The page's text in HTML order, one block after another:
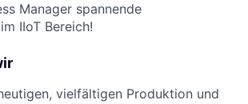
Manager spannende
IIoT Bereich!
vielfältigen Produktion und